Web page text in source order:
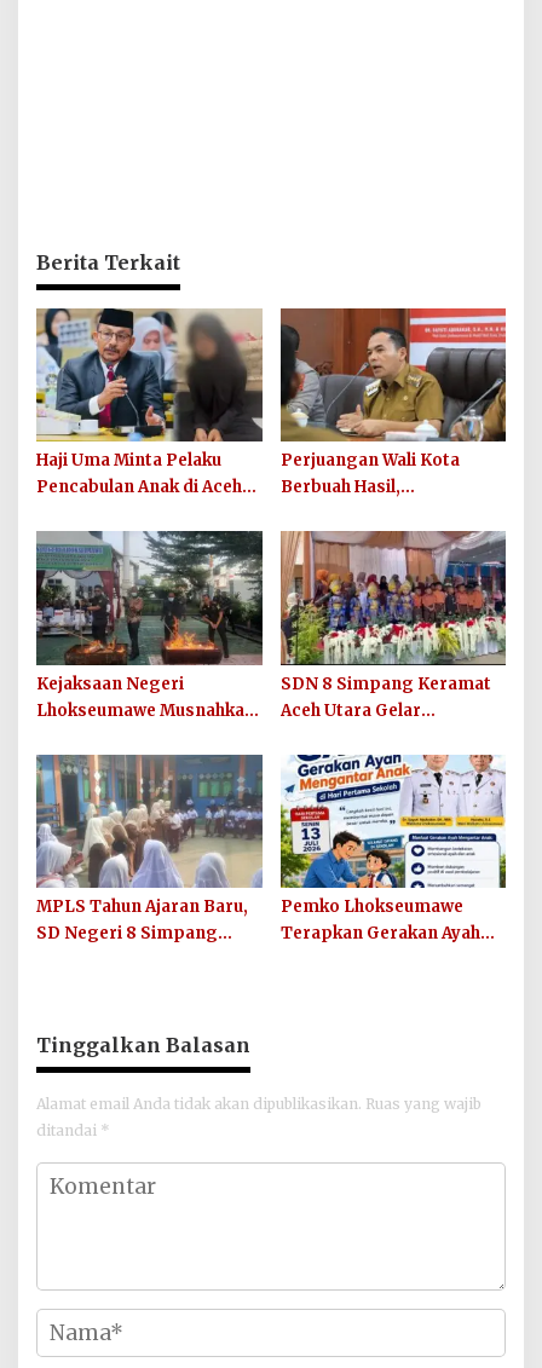
Berita Terkait
Haji Uma Minta Pelaku
Pencabulan Anak di Aceh
Hukum, Sesuai UU Nomor
12 Tahun 2022 Tentang
TPKS
Perjuangan Wali Kota
Berbuah Hasil,
Tambahan DAU Rp86,95
Miliar untuk Perkuat
Belanja ASN 2026
Kejaksaan Negeri
Lhokseumawe Musnahkan
Berkekuatan Hukum Tetap
dan Sosialisasikan Lelang
Barang Rampasan
SDN 8 Simpang Keramat
Aceh Utara Gelar
Tahun Ajaran 2026/2027
MPLS Tahun Ajaran Baru,
SD Negeri 8 Simpang
Pemko Lhokseumawe
Terapkan Gerakan Ayah
Tinggalkan Balasan
Alamat email Anda tidak akan dipublikasikan. Ruas yang wajib
ditandai *